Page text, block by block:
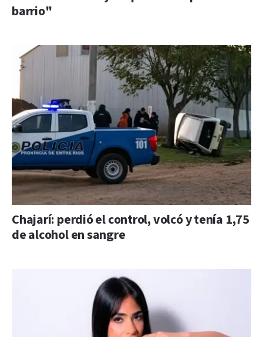
barrio"
Chajarí: perdió el control, volcó y tenía 1,75
de alcohol en sangre